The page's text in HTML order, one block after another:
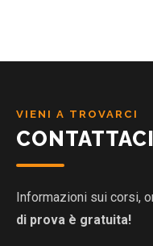
VIENI A TROVARCI
CONTATTACI
Informazioni sui corsi,
di prova è gratuita!